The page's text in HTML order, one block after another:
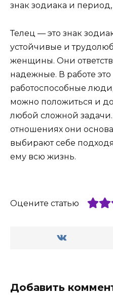
знак зодиака и
Телец — это знак
устойчивые и
женщины. Они
надежные. В работе
работоспособные
можно положиться и
любой сложной
отношениях они
выбирают себе
ему всю жизнь.
Оцените статью
Добавить